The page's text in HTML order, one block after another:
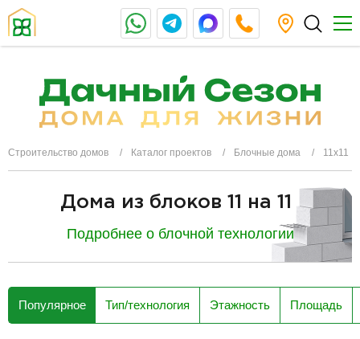
Строительство домов Каталог проектов Блочные дома 11х11
Дома из блоков 11 на 11
Подробнее о блочной технологии
Популярное Тип/технология Этажность Площадь